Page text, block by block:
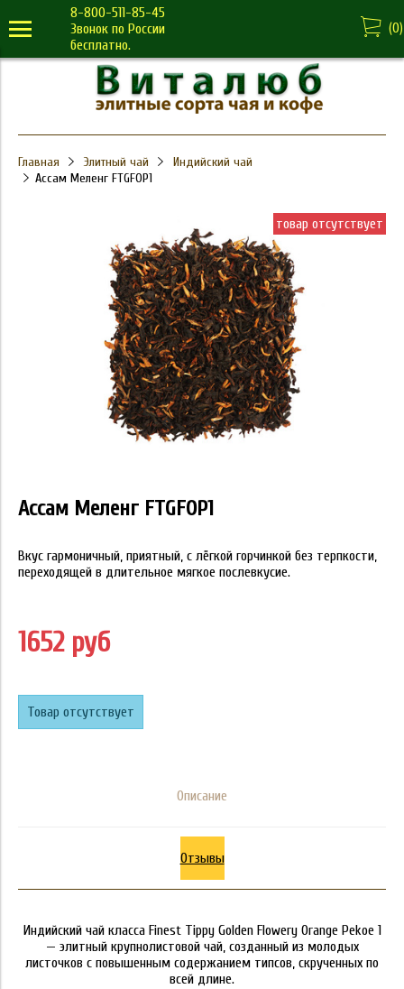
8-800-511-85-45
Звонок по России
бесплатно.
(0)
Главная Элитный чай
Индийский чай
Ассам Меленг FTGFOP1
товар отсутствует
Ассам Меленг FTGFOP1
Вкус гармоничный, приятный, с лёгкой горчинкой без терпкости,
переходящей в длительное мягкое послевкусие.
1652 руб
Товар отсутствует
Описание
Отзывы
Индийский чай класса Finest Tippy Golden Flowery Orange Pekoe 1
— элитный крупнолистовой чай, созданный из молодых
листочков с повышенным содержанием типсов, скрученных по
всей длине.